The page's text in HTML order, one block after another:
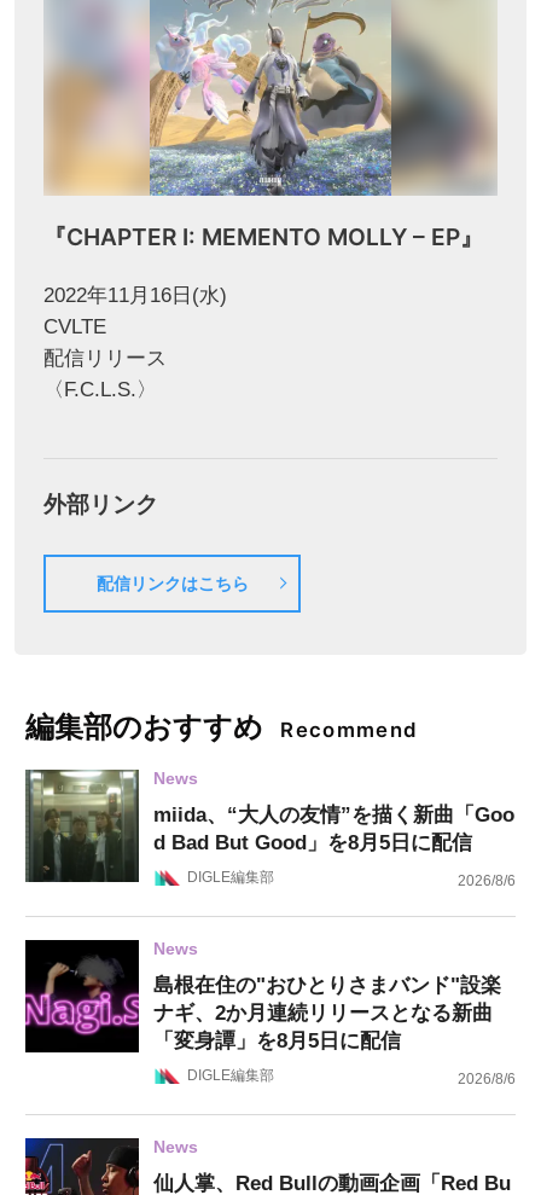
『CHAPTER I: MEMENTO MOLLY – EP』
2022年11月16日(水)
CVLTE
配信リリース
〈F.C.L.S.〉
外部リンク
配信リンクはこちら
編集部のおすすめ Recommend
News
miida、“大人の友情”を描く新曲「Goo
d Bad But Good」を8月5日に配信
DIGLE編集部 2026/8/6
News
島根在住の"おひとりさまバンド"設楽
ナギ、2か月連続リリースとなる新曲
「変身譚」を8月5日に配信
DIGLE編集部 2026/8/6
News
仙人掌、Red Bullの動画企画「Red Bu